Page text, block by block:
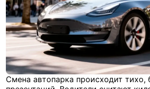
Смена автопарка происходит тихо,